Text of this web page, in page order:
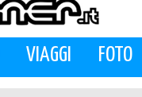
VIAGGI FOTO